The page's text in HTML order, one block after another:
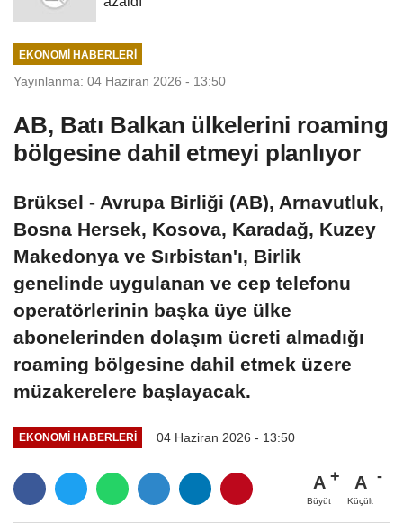
EKONOMI HABERLERI
Yayınlanma: 04 Haziran 2026 - 13:50
AB, Batı Balkan ülkelerini roaming
bölgesine dahil etmeyi planlıyor
Brüksel - Avrupa Birliği (AB), Arnavutluk,
Bosna Hersek, Kosova, Karadağ, Kuzey
Makedonya ve Sırbistan'ı, Birlik
genelinde uygulanan ve cep telefonu
operatörlerinin başka üye ülke
abonelerinden dolaşım ücreti almadığı
roaming bölgesine dahil etmek üzere
müzakerelere başlayacak.
EKONOMI HABERLERI 04 Haziran 2026 - 13:50
A
Büyüt
A
Küçült